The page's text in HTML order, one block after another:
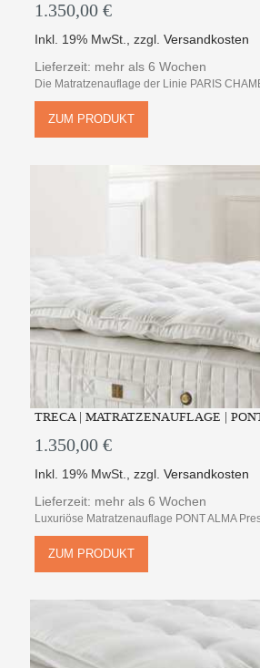
1.350,00 €
Inkl. 19% MwSt.,zzgl.Versandkosten
Lieferzeit: mehr als 6 Wochen
Die Matratzenauflage der Linie PARIS
ZUM PRODUKT
TRECA | MATRATZENAUFLAGE |
1.350,00 €
Inkl. 19% MwSt. ,zzgl.Versandkosten
Lieferzeit: mehr als 6 Wochen
Luxuriöse Matratzenauflage PONT ALMA
ZUM PRODUKT